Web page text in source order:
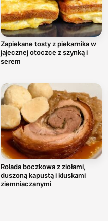
Zapiekane tosty z piekarnika w
jajecznej otoczce z szynką i
serem
Rolada boczkowa z ziołami,
duszoną kapustą i kluskami
ziemniaczanymi